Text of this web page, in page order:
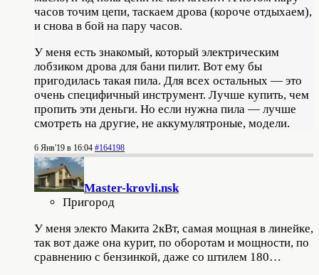
часов точим цепи, таскаем дрова (короче отдыхаем),
и снова в бой на пару часов.
У меня есть знакомый, который электрическим
лобзиком дрова для бани пилит. Вот ему бы
пригодилась такая пила. Для всех остальных — это
очень специфичный инструмент. Лучше купить, чем
пропить эти деньги. Но если нужна пила — лучше
смотреть на другие, не аккумулятроные, модели.
6 Янв'19 в 16:04 #164198
Master-krovli.nsk
Пригород
У меня электо Макита 2кВт, самая мощная в линейке,
так вот даже она курит, по оборотам и мощности, по
сравнению с бензинкой, даже со штилем 180…